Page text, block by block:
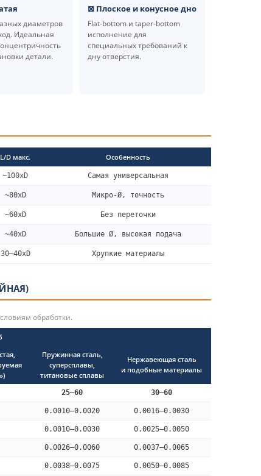
диаметров
Идеальная
детали.
⊠ Плоское и конусное дно
Flat-bottom и taper-bottom
исполнение для
специальных требований к
дну отверстия.
L/D макс. Особенность
~100xD Самая универсальная
~80xD Микро-Ø, точность
~60xD Без переточки
~40xD Большие Ø, высокая подача
30–40xD Хрупкие материалы
обработки.
Пружинная сталь,
суперсплавы,
титановые сплавы
Нержавеющая сталь
и подобные материалы
25–60 30–60
0.0010–0.0020 0.0016–0.0030
0.0010–0.0030 0.0025–0.0050
0.0026–0.0060 0.0037–0.0065
0.0038–0.0075 0.0050–0.0085